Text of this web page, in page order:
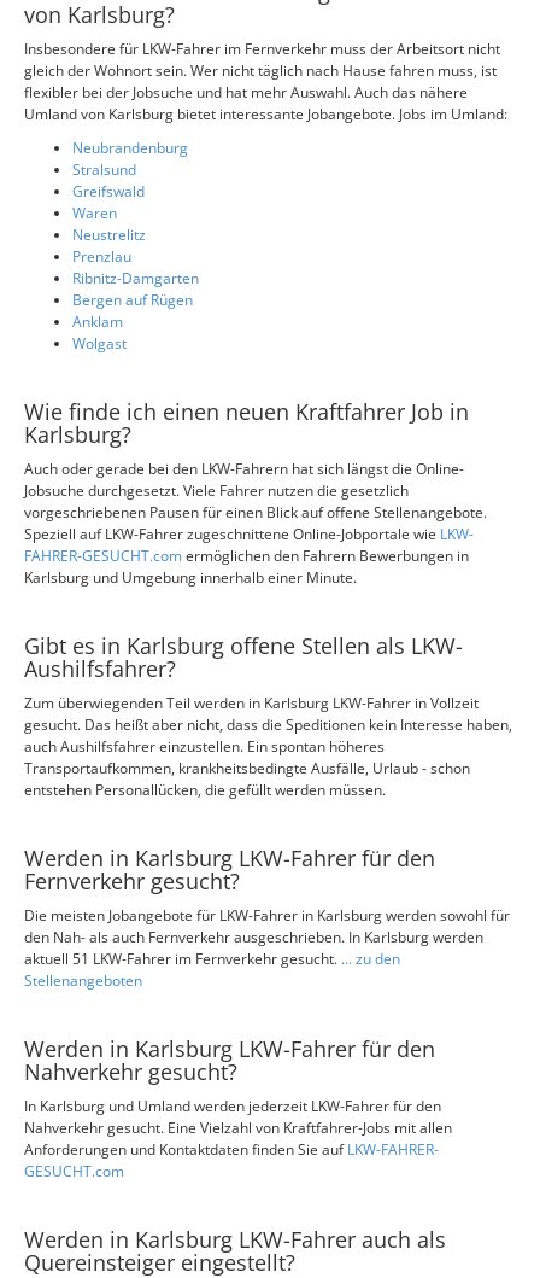
von Karlsburg?
Insbesondere für LKW-Fahrer im Fernverkehr muss der Arbeitsort nicht
gleich der Wohnort sein. Wer nicht täglich nach Hause fahren muss, ist
flexibler bei der Jobsuche und hat mehr Auswahl. Auch das nähere
Umland von Karlsburg bietet interessante Jobangebote. Jobs im Umland:
Neubrandenburg
Stralsund
Greifswald
Waren
Neustrelitz
Prenzlau
Ribnitz-Damgarten
Bergen auf Rügen
Anklam
Wolgast
Wie finde ich einen neuen Kraftfahrer Job in
Karlsburg?
Auch oder gerade bei den LKW-Fahrern hat sich längst die Online-
Jobsuche durchgesetzt. Viele Fahrer nutzen die gesetzlich
vorgeschriebenen Pausen für einen Blick auf offene Stellenangebote.
Speziell auf LKW-Fahrer zugeschnittene Online-Jobportale wie LKW-
FAHRER-GESUCHT.comermöglichen den Fahrern Bewerbungen in
Karlsburg und Umgebung innerhalb einer Minute.
Gibt es in Karlsburg offene Stellen als LKW-
Aushilfsfahrer?
Zum überwiegenden Teil werden in Karlsburg LKW-Fahrer in Vollzeit
gesucht. Das heißt aber nicht, dass die Speditionen kein Interesse haben,
auch Aushilfsfahrer einzustellen. Ein spontan höheres
Transportaufkommen, krankheitsbedingte Ausfälle, Urlaub - schon
entstehen Personallücken, die gefüllt werden müssen.
Werden in Karlsburg LKW-Fahrer für den
Fernverkehr gesucht?
Die meisten Jobangebote für LKW-Fahrer in Karlsburg werden sowohl für
den Nah- als auch Fernverkehr ausgeschrieben. In Karlsburg werden
aktuell 51 LKW-Fahrer im Fernverkehr gesucht. ... zu den
Stellenangeboten
Werden in Karlsburg LKW-Fahrer für den
Nahverkehr gesucht?
In Karlsburg und Umland werden jederzeit LKW-Fahrer für den
Nahverkehr gesucht. Eine Vielzahl von Kraftfahrer-Jobs mit allen
Anforderungen und Kontaktdaten finden Sie aufLKW-FAHRER-
GESUCHT.com
Werden in Karlsburg LKW-Fahrer auch als
Quereinsteiger eingestellt?